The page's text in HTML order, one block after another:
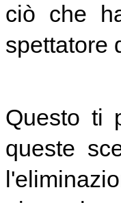
ciò che
spettatore
Questo ti
queste